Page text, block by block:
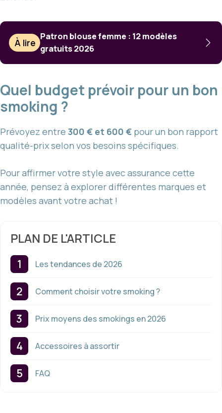
À lire
Patron blouse femme : 12 modèles
gratuits 2026
Quel budget prévoir pour un bon
smoking ?
Prévoyez entre 300 € et 600 € pour un bon rapport
qualité-prix selon vos besoins spécifiques.
Pour affirmer votre style avec assurance cette
année, pensez à explorer différentes marques et
modèles avant votre achat !
PLAN DE L'ARTICLE
Les tendances de 2026
Comment choisir votre smoking ?
Prix moyens des smokings en 2026
Accessoires à assortir
FAQ